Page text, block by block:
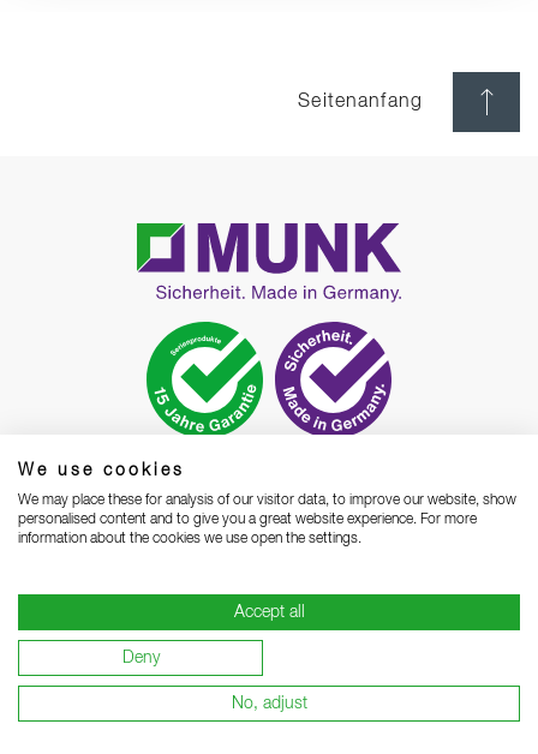
We use cookies
We may place these for analysis of our visitor data, to improve our website, show
personalised content and to give you a great website experience. For more
information about the cookies we use open the settings.
Accept all
Deny
No, adjust
Seitenanfang
Kontakt
MUNK GmbH
Rudolf-Diesel-Straße 23
Telefon +49 8221 3616 01
Kontaktformular öffnen
WhatsApp